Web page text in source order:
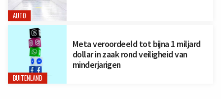
AUTO
BUITENLAND
Meta veroordeeld tot bijna 1 miljard
dollar in zaak rond veiligheid van
minderjarigen